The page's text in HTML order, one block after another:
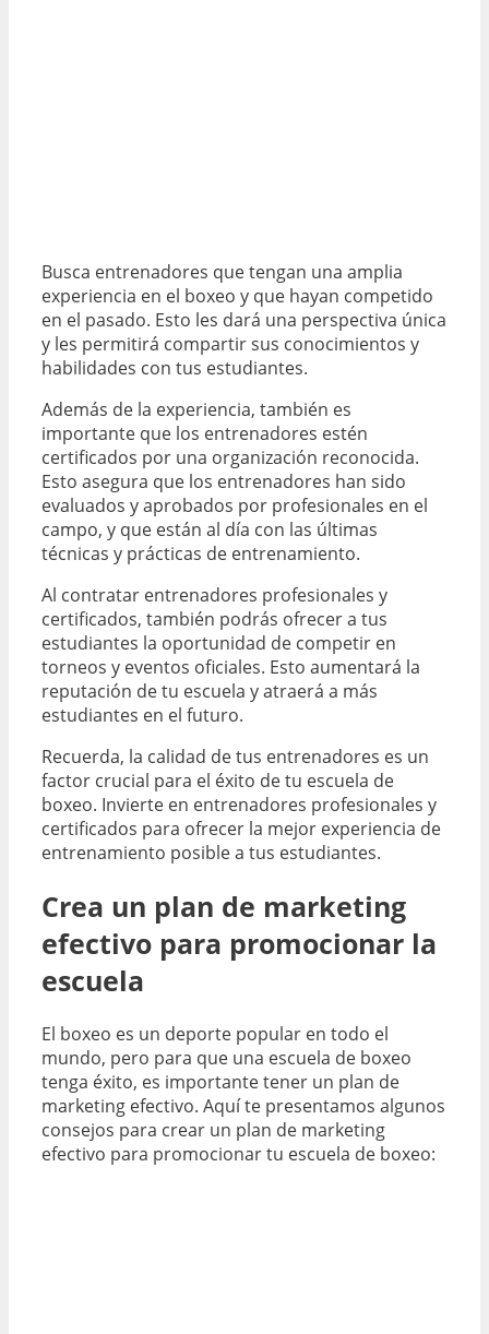
Busca entrenadores que tengan una amplia
experiencia en el boxeo y que hayan competido
en el pasado. Esto les dará una perspectiva única
y les permitirá compartir sus conocimientos y
habilidades con tus estudiantes.
Además de la experiencia, también es
importante que los entrenadores estén
certificados por una organización reconocida.
Esto asegura que los entrenadores han sido
evaluados y aprobados por profesionales en el
campo, y que están al día con las últimas
técnicas y prácticas de entrenamiento.
Al contratar entrenadores profesionales y
certificados, también podrás ofrecer a tus
estudiantes la oportunidad de competir en
torneos y eventos oficiales. Esto aumentará la
reputación de tu escuela y atraerá a más
estudiantes en el futuro.
Recuerda, la calidad de tus entrenadores es un
factor crucial para el éxito de tu escuela de
boxeo. Invierte en entrenadores profesionales y
certificados para ofrecer la mejor experiencia de
entrenamiento posible a tus estudiantes.
Crea un plan de marketing
efectivo para promocionar la
escuela
El boxeo es un deporte popular en todo el
mundo, pero para que una escuela de boxeo
tenga éxito, es importante tener un plan de
marketing efectivo. Aquí te presentamos algunos
consejos para crear un plan de marketing
efectivo para promocionar tu escuela de boxeo: